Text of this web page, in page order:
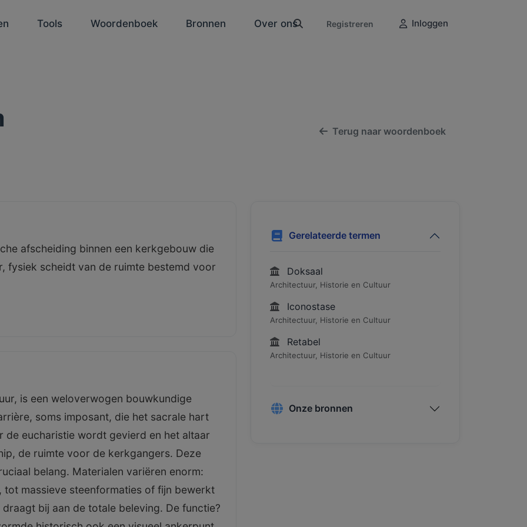
Tools Woordenboek Bronnen Over ons Registreren Inloggen
Terug naar woordenboek
afscheiding binnen een kerkgebouw die
fysiek scheidt van de ruimte bestemd voor
is een weloverwogen bouwkundige
soms imposant, die het sacrale hart
eucharistie wordt gevierd en het altaar
de ruimte voor de kerkgangers. Deze
belang. Materialen variëren enorm:
massieve steenformaties of fijn bewerkt
bij aan de totale beleving. De functie?
Gerelateerde termen
Doksaal
Architectuur, Historie en Cultuur
Iconostase
Architectuur, Historie en Cultuur
Retabel
Architectuur, Historie en Cultuur
Onze bronnen